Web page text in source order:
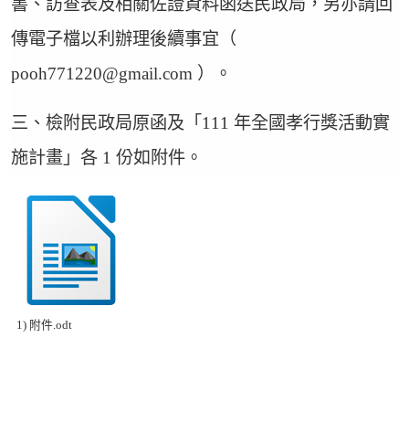
書、訪查表及相關佐證資料函送民政局，另亦請回
傳電子檔以利辦理後續事宜（
pooh771220@gmail.com ）。
三、檢附民政局原函及「111 年全國孝行獎活動實
施計畫」各 1 份如附件。
1) 附件.odt